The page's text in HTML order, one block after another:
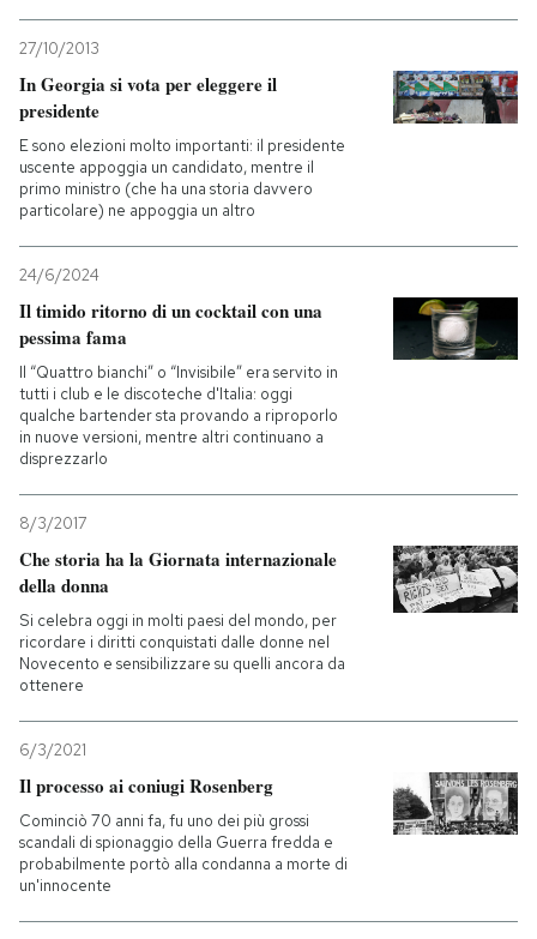
27/10/2013
In Georgia si vota per eleggere il
presidente
E sono elezioni molto importanti: il presidente
uscente appoggia un candidato, mentre il
primo ministro (che ha una storia davvero
particolare) ne appoggia un altro
24/6/2024
Il timido ritorno di un cocktail con una
pessima fama
Il “Quattro bianchi” o “Invisibile” era servito in
tutti i club e le discoteche d'Italia: oggi
qualche bartender sta provando a riproporlo
in nuove versioni, mentre altri continuano a
disprezzarlo
8/3/2017
Che storia ha la Giornata internazionale
della donna
Si celebra oggi in molti paesi del mondo, per
ricordare i diritti conquistati dalle donne nel
Novecento e sensibilizzare su quelli ancora da
ottenere
6/3/2021
Il processo ai coniugi Rosenberg
Cominciò 70 anni fa, fu uno dei più grossi
scandali di spionaggio della Guerra fredda e
probabilmente portò alla condanna a morte di
un'innocente